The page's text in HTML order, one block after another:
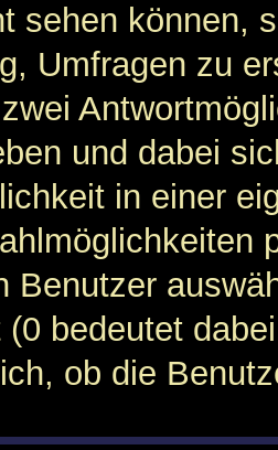
sehen können,
Umfragen zu
und dabei
in einer
Benutzer
(0 bedeutet
ob die